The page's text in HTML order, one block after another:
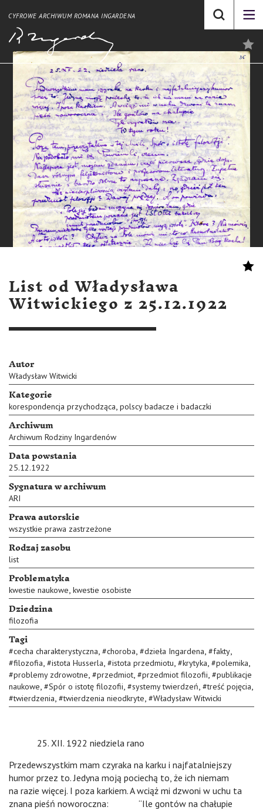
CYFROWE ARCHIWUM ROMANA INGARDENA
List od Władysława
Witwickiego z 25.12.1922
Autor
Władysław Witwicki
Kategorie
korespondencja przychodząca, polscy badacze i badaczki
Archiwum
Archiwum Rodziny Ingardenów
Data powstania
25.12.1922
Sygnatura w archiwum
ARI
Prawa autorskie
wszystkie prawa zastrzeżone
Rodzaj zasobu
list
Problematyka
kwestie naukowe, kwestie osobiste
Dziedzina
filozofia
Tagi
#cecha charakterystyczna, #choroba, #dzieła Ingardena, #fakty,
#filozofia, #istota Husserla, #istota przedmiotu, #krytyka, #polemika,
#problemy zdrowotne, #przedmiot, #przedmiot filozofii, #publikacje
naukowe, #Spór o istotę filozofii, #systemy twierdzeń, #treść pojęcia,
#twierdzenia, #twierdzenia nieodkryte, #Władysław Witwicki
25. XII. 1922 niedziela rano
Przedewszystkim mam czyraka na karku i najfatalniejszy
humor przez to. Jedyna moją pociechą to, że ich niemam
na razie więcej. I poza karkiem. A wciąż mi dzwoni w uchu ta
znana pieśń noworoczna: “Ile gontów na chałupie